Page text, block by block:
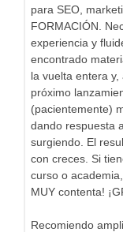
para SEO,
FORMACIÓN.
experiencia y
encontrado
la vuelta entera
próximo
(pacientemente)
dando respuesta
surgiendo. El
con creces. Si
curso o
MUY contenta!
Recomiendo